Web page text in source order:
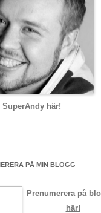
SuperAndy här!
PÅ MIN BLOGG
Prenumerera på
här!